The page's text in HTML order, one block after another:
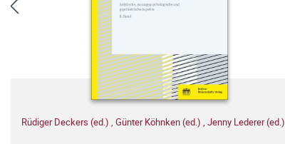
Rüdiger Deckers (ed.) Günter Köhnken (ed.) Jenny Lederer (ed.)